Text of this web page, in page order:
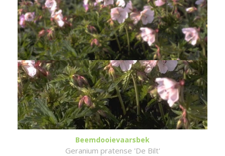
Beemdooievaarsbek
Geranium pratense 'De Bilt'